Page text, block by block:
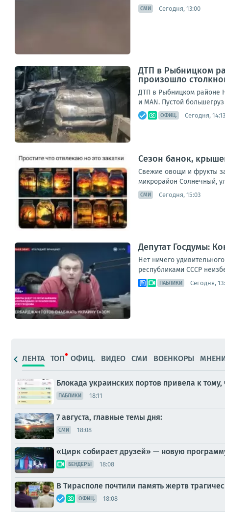
СМИ Сегодня, 13:00
ДТП в Рыбницком
произошло
ДТП в Рыбницком районе
и MAN. Пустой
ОФИЦ. Сегодня, 14:13
Сезон банок,
Свежие овощи и фрукты
микрорайон Солнечный,
СМИ Сегодня, 15:03
Депутат Госдумы:
Нет ничего
республиками СССР
ПАБЛИКИ Сегодня,
ЛЕНТА ТОП ОФИЦ. ВИДЕО СМИ ВОЕНКОРЫ
Блокада украинских портов привела к
ПАБЛИКИ 18:11
7 августа, главные темы дня:
СМИ 18:08
«Цирк собирает друзей» — новую
БЕНДЕРЫ 18:08
В Тирасполе почтили память жертв
ОФИЦ. 18:08